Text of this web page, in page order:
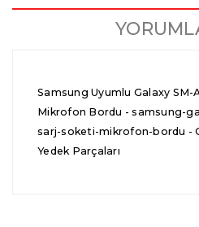
Samsung Uyumlu Galaxy SM-
Mikrofon Bordu - samsung-
sarj-soketi-mikrofon-bordu -
Yedek Parçaları